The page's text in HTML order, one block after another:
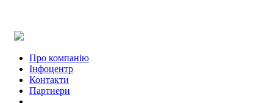
Про компанію
Інфоцентр
Контакти
Партнери